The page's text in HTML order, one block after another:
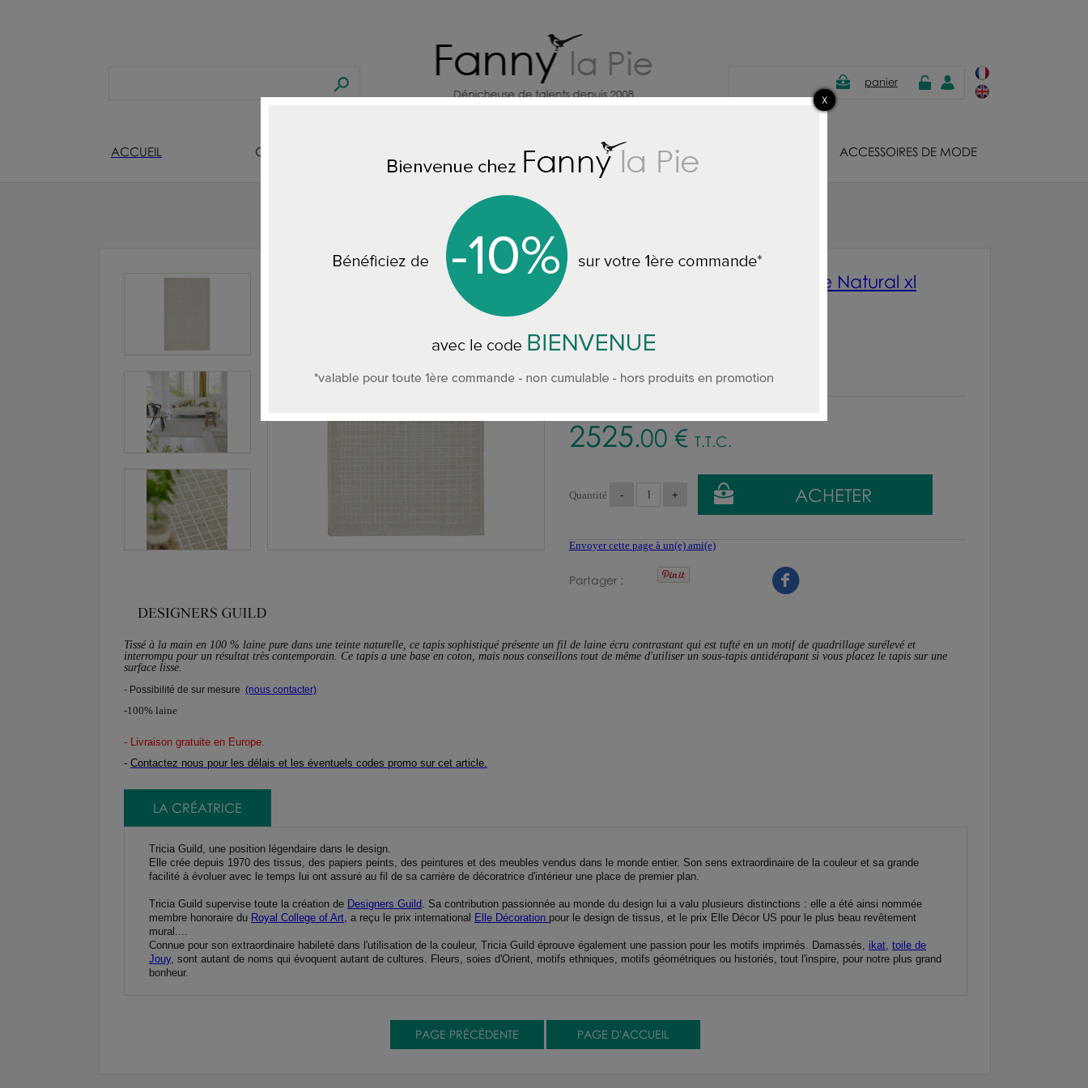
panier
ACCUEIL CREATEURS BIJOUX CREATEURS DECO MAISON ACCESSOIRES DE MODE
Designers Guild tapis Mayenne Natural xl
Designers Guild tapis Mayenne Natural xl
2525.00 € T.T.C.
Quantité
Envoyer cette page à un(e) ami(e)
Partager
Tissé à la main en 100 % laine pure dans une teinte naturelle, ce tapis sophistiqué présente un fil de laine écru contrastant qui est tufté en un motif de quadrillage surélevé et
interrompu pour un résultat très contemporain. Ce tapis a une base en coton, mais nous conseillons tout de même d'utiliser un sous-tapis antidérapant si vous placez le tapis sur une
surface lisse.
- Possibilité de sur mesure (nous contacter)
-100% laine
- Livraison gratuite en Europe.
- Contactez nous pour les délais et les éventuels codes promo sur cet article.
LA CRÉATRICE
Tricia Guild, une position légendaire dans le design.
Elle crée depuis 1970 des tissus, des papiers peints, des peintures et des meubles vendus dans le monde entier. Son sens extraordinaire de la couleur et sa grande
facilité à évoluer avec le temps lui ont assuré au fil de sa carrière de décoratrice d'intérieur une place de premier plan.
Tricia Guild supervise toute la création de Designers Guild. Sa contribution passionnée au monde du design lui a valu plusieurs distinctions : elle a été ainsi nommée
membre honoraire du Royal College of Art, a reçu le prix international Elle Décoration pour le design de tissus, et le prix Elle Décor US pour le plus beau revêtement
mural....
Connue pour son extraordinaire habileté dans l'utilisation de la couleur, Tricia Guild éprouve également une passion pour les motifs imprimés. Damassés, ikat, toile de
Jouy, sont autant de noms qui évoquent autant de cultures. Fleurs, soies d'Orient, motifs ethniques, motifs géométriques ou historiés, tout l'inspire, pour notre plus grand
bonheur.